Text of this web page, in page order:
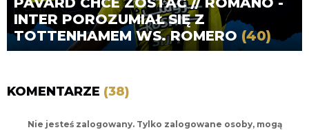
INTER POROZUMIAŁ SIĘ Z
TOTTENHAMEM WS. ROMERO(40)
KOMENTARZE (38)
Nie jesteś zalogowany. Tylko zalogowane osoby, mogą